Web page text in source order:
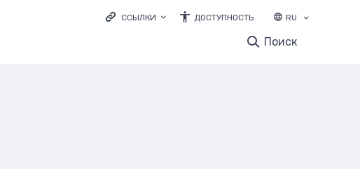
ССЫЛКИ
ДОСТУПНОСТЬ RU
Поиск